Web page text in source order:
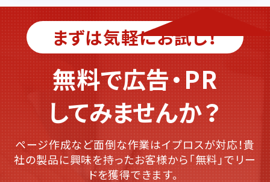
まずは気軽にお試し！
無料で広告・PR
してみませんか？
ページ作成など面倒な作業はイプロスが対応！貴
社の製品に興味を持ったお客様から「無料」でリー
ドを獲得できます。